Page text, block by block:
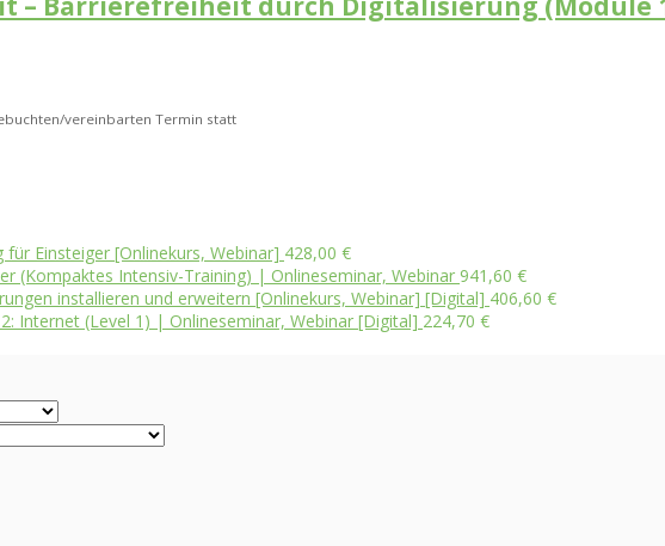
vereinbarten Termin statt
Einsteiger [Onlinekurs, Webinar] 428,00 €
(Kompaktes Intensiv-Training) | Onlineseminar, Webinar 941,60 €
installieren und erweitern [Onlinekurs, Webinar] [Digital] 406,60 €
Internet (Level 1) | Onlineseminar, Webinar [Digital] 224,70 €